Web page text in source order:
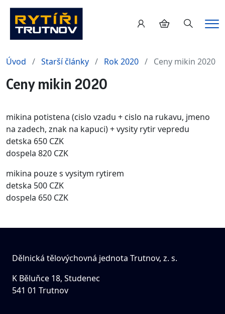
Hledání
Úvod Starší články Rok 2020 Ceny mikin 2020
Ceny mikin 2020
mikina potistena (cislo vzadu + cislo na rukavu, jmeno
na zadech, znak na kapuci) + vysity rytir vepredu
detska 650 CZK
dospela 820 CZK
mikina pouze s vysitym rytirem
detska 500 CZK
dospela 650 CZK
Dělnická tělovýchovná jednota Trutnov, z. s.
K Běluňce 18, Studenec
541 01 Trutnov